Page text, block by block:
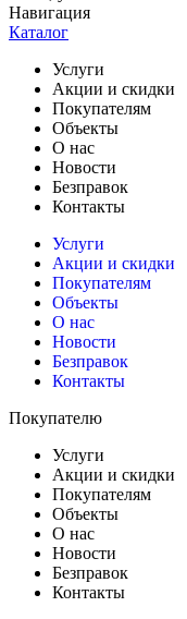
Навигация
Каталог
Услуги
Акции и скидки
Покупателям
Объекты
О нас
Новости
Безправок
Контакты
Услуги
Акции и скидки
Покупателям
Объекты
О нас
Новости
Безправок
Контакты
Покупателю
Услуги
Акции и скидки
Покупателям
Объекты
О нас
Новости
Безправок
Контакты